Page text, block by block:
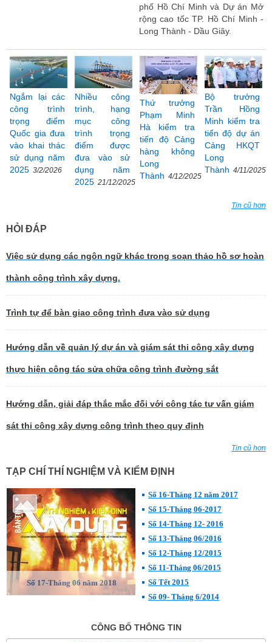
phố Hồ Chí Minh và Dự án Mở
rộng cao tốc TP. Hồ Chí Minh -
Long Thành - Dầu Giây.
Ngắm lại các
công trình
trọng điểm
Quốc gia đưa
vào khai thác
sử dụng năm
2025 3/2/2026
Nhiều công
trình, hạng
mục công
trình trọng
điểm được
đưa vào sử
dụng năm
2025 21/12/2025
Thứ trưởng
Phạm Minh
Hà kiểm tra
tiến độ Cảng
hàng không
Long
Thành 4/12/2025
Bộ trưởng
Trần Hồng
Minh kiểm tra
tiến độ dự án
Cảng HKQT
Long
Thành 4/11/2025
Tin cũ hơn
HỎI ĐÁP
Việc sử dụng các ngôn ngữ khác trong soạn thảo hồ sơ hoàn
thành công trình xây dựng.
Trình tự để bàn giao công trình đưa vào sử dụng
Hướng dẫn về quản lý dự án và giám sát thi công xây dựng
thực hiện công tác sửa chữa công trình đường sắt
Hướng dẫn, giải đáp thắc mắc đối với công tác tư vấn giám
sát thi công xây dựng công trình theo quy định
Tin cũ hơn
TẠP CHÍ THÍ NGHIỆM VÀ KIỂM ĐỊNH
Số 17-Tháng 06 năm 2018
Số 16-Tháng 12 năm 2017
Số 15-Tháng 06-2017
Số 14-Tháng 12- 2016
Số 13-Tháng 06/2016
Số 12-Tháng 12/2015
Số 11-Tháng 06/2015
Số Tết 2015
Số 09- Tháng 6/2014
CÔNG BỐ THÔNG TIN